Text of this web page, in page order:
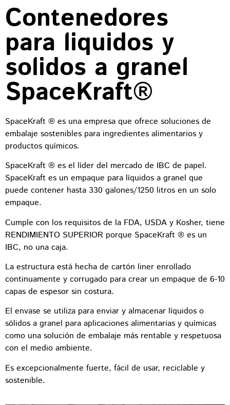
Contenedores
para liquidos y
solidos a granel
SpaceKraft®
SpaceKraft ® es una empresa que ofrece soluciones de
embalaje sostenibles para ingredientes alimentarios y
productos químicos.
SpaceKraft ® es el líder del mercado de IBC de papel.
SpaceKraft es un empaque para líquidos a granel que
puede contener hasta 330 galones/1250 litros en un solo
empaque.
Cumple con los requisitos de la FDA, USDA y Kosher, tiene
RENDIMIENTO SUPERIOR porque SpaceKraft ® es un
IBC, no una caja.
La estructura está hecha de cartón liner enrollado
continuamente y corrugado para crear un empaque de 6-10
capas de espesor sin costura.
El envase se utiliza para enviar y almacenar líquidos o
sólidos a granel para aplicaciones alimentarias y químicas
como una solución de embalaje más rentable y respetuosa
con el medio ambiente.
Es excepcionalmente fuerte, fácil de usar, reciclable y
sostenible.